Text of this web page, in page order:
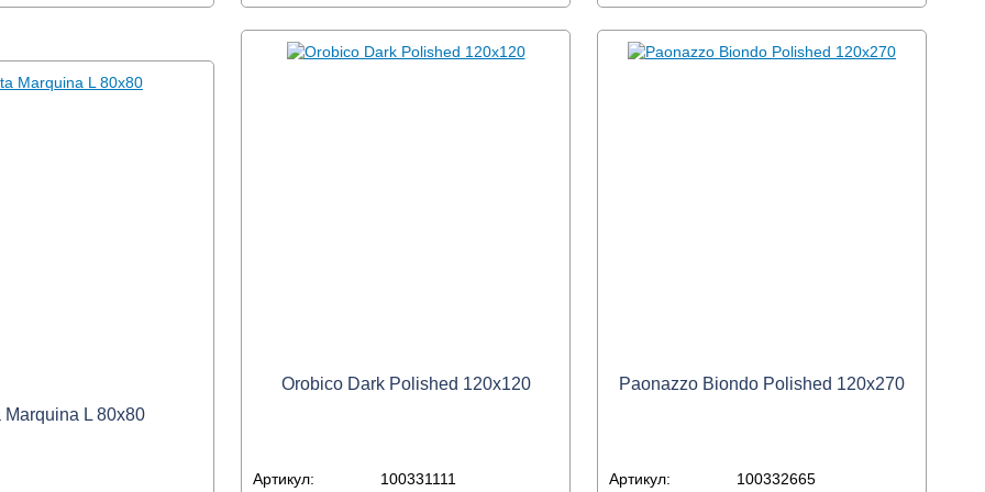
Marquina L 80x80
Orobico Dark Polished 120x120
Артикул: 100331111
Paonazzo Biondo Polished 120x270
Артикул: 100332665